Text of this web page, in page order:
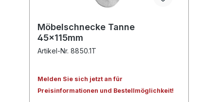
Möbelschnecke Tanne
45x115mm
Artikel-Nr. 8850.1T
Melden Sie sich jetzt an für
Preisinformationen und Bestellmöglichkeit!